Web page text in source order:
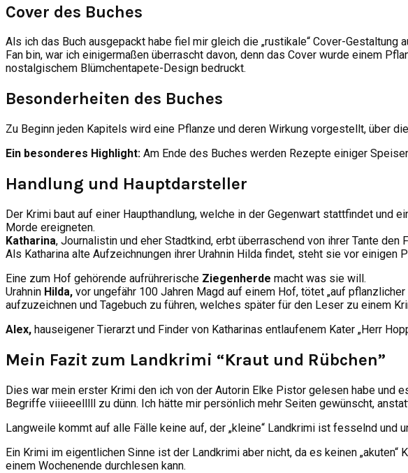
Cover des Buches
Als ich das Buch ausgepackt habe fiel mir gleich die „rustikale“ Cover-
Fan bin, war ich einigermaßen überrascht davon, denn das Cover wurde einem
nostalgischem Blümchentapete-Design bedruckt.
Besonderheiten des Buches
Zu Beginn jeden Kapitels wird eine Pflanze und deren Wirkung vorgestellt, über
Ein besonderes Highlight: Am Ende des Buches werden Rezepte einiger
Handlung und Hauptdarsteller
Der Krimi baut auf einer Haupthandlung, welche in der Gegenwart stattfindet und
Morde ereigneten.
Katharina, Journalistin und eher Stadtkind, erbt überraschend von ihrer Tante
Als Katharina alte Aufzeichnungen ihrer Urahnin Hilda findet, steht sie vor
Eine zum Hof gehörende aufrührerische Ziegenherde macht was sie will.
Urahnin Hilda, vor ungefähr 100 Jahren Magd auf einem Hof, tötet „auf
aufzuzeichnen und Tagebuch zu führen, welches später für den Leser zu einem
Alex, hauseigener Tierarzt und Finder von Katharinas entlaufenem Kater „Herr
Mein Fazit zum Landkrimi “Kraut und Rübchen”
Dies war mein erster Krimi den ich von der Autorin Elke Pistor gelesen habe
Begriffe viiieeelllll zu dünn. Ich hätte mir persönlich mehr Seiten gewünscht,
Langweile kommt auf alle Fälle keine auf, der „kleine“ Landkrimi ist fesselnd und
Ein Krimi im eigentlichen Sinne ist der Landkrimi aber nicht, da es keinen
einem Wochenende durchlesen kann.